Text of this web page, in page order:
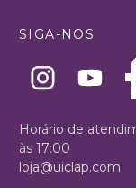
SIGA-NOS
Horário de
às 17:00
loja@uiclap.com